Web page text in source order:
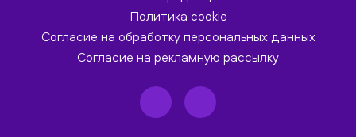
Политика cookie
Согласие на обработку персональных данных
Согласие на рекламную рассылку